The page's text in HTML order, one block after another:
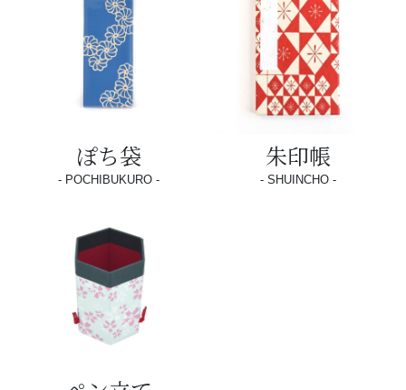
ぽち袋
POCHIBUKURO
朱印帳
SHUINCHO